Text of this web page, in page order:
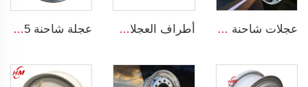
عجلات شاحنة من مادة الألمنيوم حجم 22.5 عجلات ألومنيوم أطراف العجلات المخصصة أطراف عجلات الشاحنات الخفيفة 5.5x16 إطار فولاذي بقطر 16 بوصة 16x5.5 عجلة شاحنة 22.5 أطراف عجلات فولاذية 9.00x22.5 لعجلات الإطارات 315/80R22.5